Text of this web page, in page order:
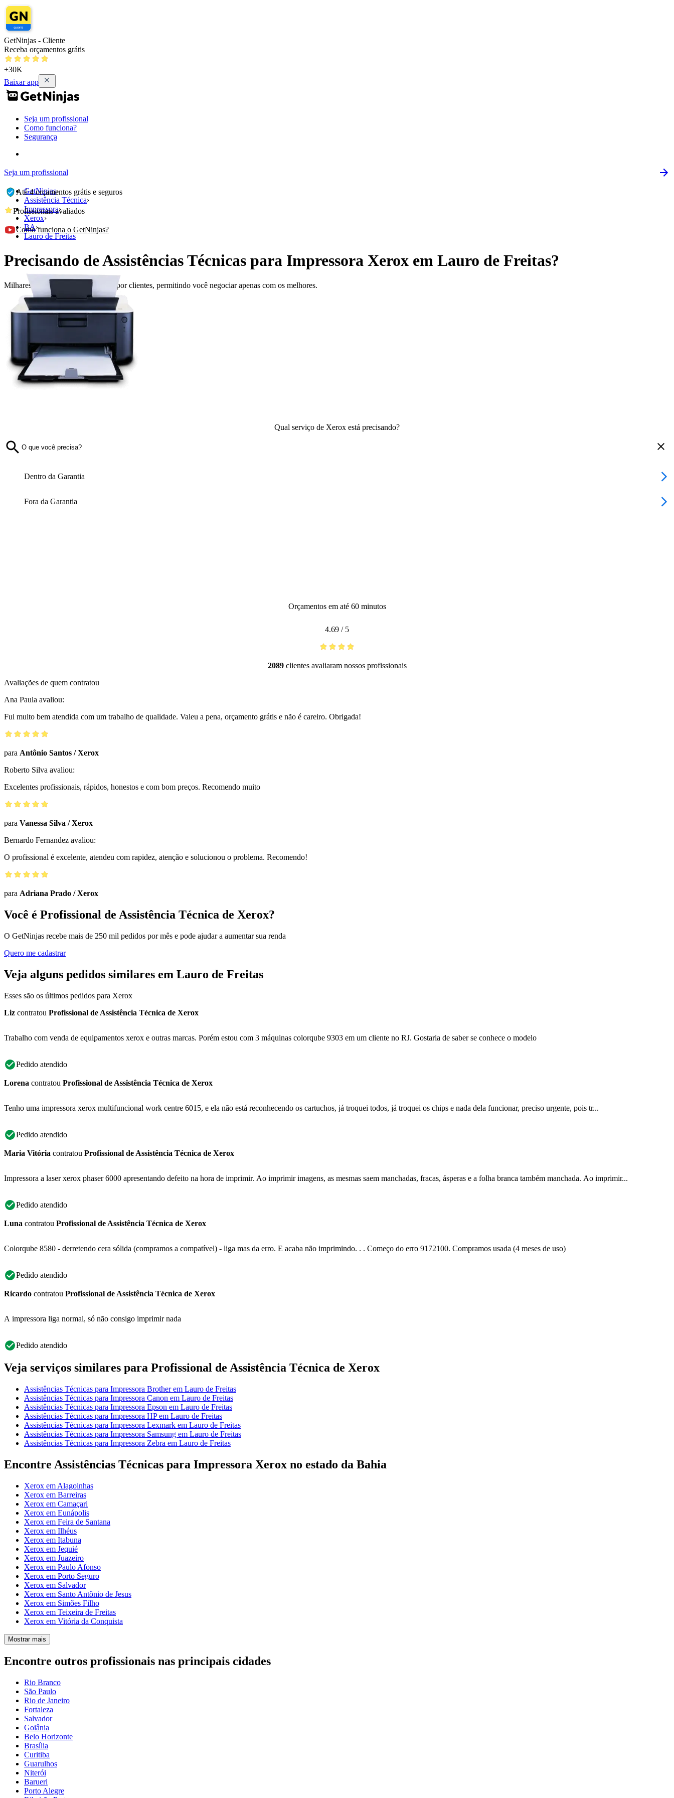
GetNinjas - Cliente
Receba orçamentos grátis
+30K
Baixar app
Seja um profissional
Como funciona?
Segurança
Seja um profissional
GetNinjas›
Assistência Técnica›
Impressora›
Xerox›
BA›
Lauro de Freitas
Precisando de Assistências Técnicas para Impressora Xerox em Lauro de Freitas?
Milhares de profissionais avaliados por clientes, permitindo você negociar apenas com os melhores.
Até 4 orçamentos grátis e seguros
Profissionais avaliados
Como funciona o GetNinjas?
Qual serviço de Xerox está precisando?
Dentro da Garantia
Fora da Garantia
Orçamentos em até 60 minutos
4.69 / 5
2089clientes avaliaram nossos profissionais
Avaliações de quem contratou
Ana Paula avaliou:
Fui muito bem atendida com um trabalho de qualidade. Valeu a pena, orçamento grátis e não é careiro. Obrigada!
para Antônio Santos /Xerox
Roberto Silva avaliou:
Excelentes profissionais, rápidos, honestos e com bom preços. Recomendo muito
para Vanessa Silva /Xerox
Bernardo Fernandez avaliou:
O profissional é excelente, atendeu com rapidez, atenção e solucionou o problema. Recomendo!
para Adriana Prado /Xerox
Você é Profissional de Assistência Técnica de Xerox?
O GetNinjas recebe mais de 250 mil pedidos por mês e pode ajudar a aumentar sua renda
Quero me cadastrar
Veja alguns pedidos similares em Lauro de Freitas
Esses são os últimos pedidos para Xerox
Liz contratou Profissional de Assistência Técnica de Xerox
Trabalho com venda de equipamentos xerox e outras marcas. Porém estou com 3 máquinas colorqube 9303 em um cliente no RJ. Gostaria de saber se conhece o modelo
Pedido atendido
Lorena contratou Profissional de Assistência Técnica de Xerox
Tenho uma impressora xerox multifuncional work centre 6015, e ela não está reconhecendo os cartuchos, já troquei todos, já troquei os chips e nada dela funcionar, preciso urgente, pois tr...
Pedido atendido
Maria Vitória contratou Profissional de Assistência Técnica de Xerox
Impressora a laser xerox phaser 6000 apresentando defeito na hora de imprimir. Ao imprimir imagens, as mesmas saem manchadas, fracas, ásperas e a folha branca também manchada. Ao imprimir...
Pedido atendido
Luna contratou Profissional de Assistência Técnica de Xerox
Colorqube 8580 - derretendo cera sólida (compramos a compatível) - liga mas da erro. E acaba não imprimindo. . . Começo do erro 9172100. Compramos usada (4 meses de uso)
Pedido atendido
Ricardo contratou Profissional de Assistência Técnica de Xerox
A impressora liga normal, só não consigo imprimir nada
Pedido atendido
Veja serviços similares para Profissional de Assistência Técnica de Xerox
Assistências Técnicas para Impressora Brother em Lauro de Freitas
Assistências Técnicas para Impressora Canon em Lauro de Freitas
Assistências Técnicas para Impressora Epson em Lauro de Freitas
Assistências Técnicas para Impressora HP em Lauro de Freitas
Assistências Técnicas para Impressora Lexmark em Lauro de Freitas
Assistências Técnicas para Impressora Samsung em Lauro de Freitas
Assistências Técnicas para Impressora Zebra em Lauro de Freitas
Encontre Assistências Técnicas para Impressora Xerox no estado da Bahia
Xerox em Alagoinhas
Xerox em Barreiras
Xerox em Camaçari
Xerox em Eunápolis
Xerox em Feira de Santana
Xerox em Ilhéus
Xerox em Itabuna
Xerox em Jequié
Xerox em Juazeiro
Xerox em Paulo Afonso
Xerox em Porto Seguro
Xerox em Salvador
Xerox em Santo Antônio de Jesus
Xerox em Simões Filho
Xerox em Teixeira de Freitas
Xerox em Vitória da Conquista
Mostrar mais
Encontre outros profissionais nas principais cidades
Rio Branco
São Paulo
Rio de Janeiro
Fortaleza
Salvador
Goiânia
Belo Horizonte
Brasília
Curitiba
Guarulhos
Niterói
Barueri
Porto Alegre